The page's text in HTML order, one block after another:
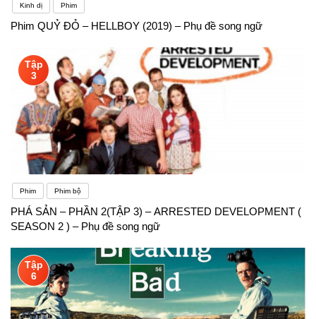
Kinh dị Phim
Phim QUỶ ĐỎ – HELLBOY (2019) – Phụ đề song ngữ
Tập
3
Phim Phim bộ
PHÁ SẢN – PHẦN 2(TẬP 3) – ARRESTED DEVELOPMENT (
SEASON 2 ) – Phụ đề song ngữ
Tập
6